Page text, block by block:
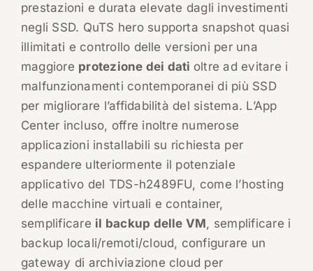
prestazioni e durata elevate dagli investimenti
negli SSD. QuTS hero supporta snapshot quasi
illimitati e controllo delle versioni per una
maggiore protezione dei dati oltre ad evitare i
malfunzionamenti contemporanei di più SSD
per migliorare l’affidabilità del sistema. L’App
Center incluso, offre inoltre numerose
applicazioni installabili su richiesta per
espandere ulteriormente il potenziale
applicativo del TDS-h2489FU, come l’hosting
delle macchine virtuali e container,
semplificare il backup delle VM, semplificare i
backup locali/remoti/cloud, configurare un
gateway di archiviazione cloud per